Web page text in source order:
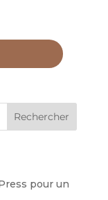
Rechercher
pour un